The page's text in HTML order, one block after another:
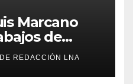
Marcano
de
al Av.
REDACCIÓN LNA